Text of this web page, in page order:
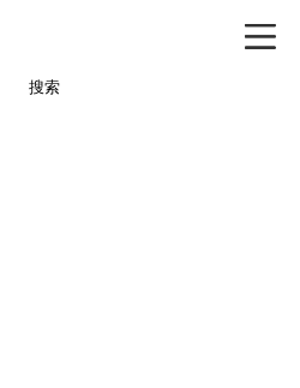
搜索